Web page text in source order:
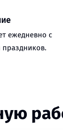
ежедневно с
праздников.